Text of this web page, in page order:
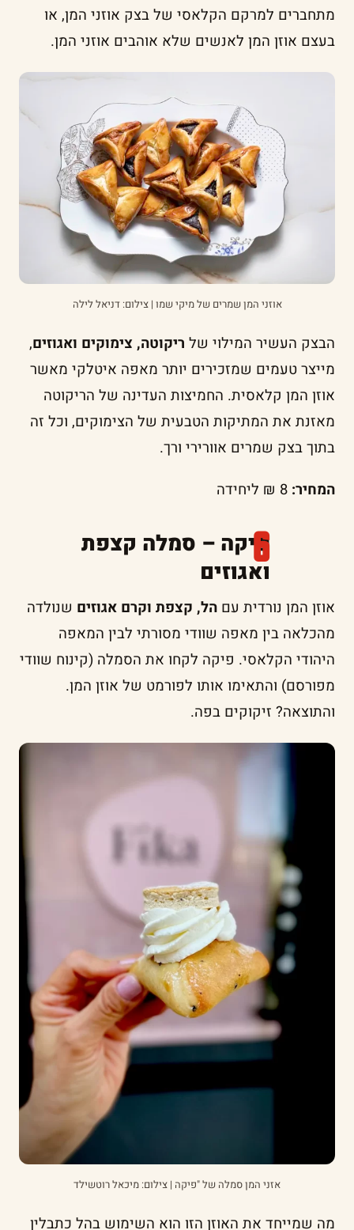
מתחברים למרקם הקלאסי של בצק אוזני המן, או
בעצם אוזן המן לאנשים שלא אוהבים אוזני המן.
אוזני המן שמרים של מיקי שמו | צילום: דניאל לילה
הבצק העשיר המילוי של ריקוטה, צימוקים ואגוזים,
מייצר טעמים שמזכירים יותר מאפה איטלקי מאשר
אוזן המן קלאסית. החמיצות העדינה של הריקוטה
מאזנת את המתיקות הטבעית של הצימוקים, וכל זה
בתוך בצק שמרים אוורירי ורך.
המחיר:
פיקה – סמלה קצפת
ואגוזים
אוזן המן נורדית עם הל, קצפת וקרם אגוזים שנולדה
מהכלאה בין מאפה שוודי מסורתי לבין המאפה
היהודי הקלאסי. פיקה לקחו את הסמלה (קינוח שוודי
מפורסם) והתאימו אותו לפורמט של אוזן המן.
והתוצאה? זיקוקים בפה.
אזני המן סמלה של "פיקה | צילום: מיכאל רוטשילד
מה שמייחד את האוזן הזו הוא השימוש בהל כתבלין